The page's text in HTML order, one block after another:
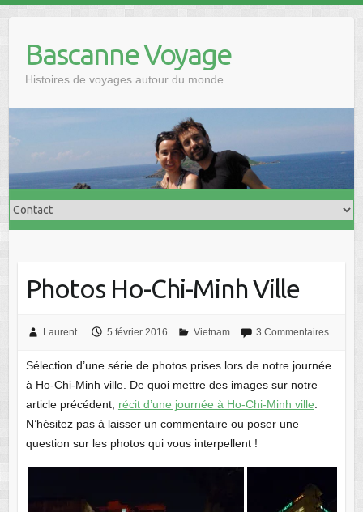
contentBascanne Voyage
Histoires de voyages autour du monde
Photos Ho-Chi-Minh Ville
Laurent 5 février 2016 Vietnam 3 Commentaires
Sélection d’une série de photos prises lors de notre journée
à Ho-Chi-Minh ville. De quoi mettre des images sur notre
article précédent, récit d’une journée à Ho-Chi-Minh ville
N’hésitez pas à laisser un commentaire ou poser une
question sur les photos qui vous interpellent !